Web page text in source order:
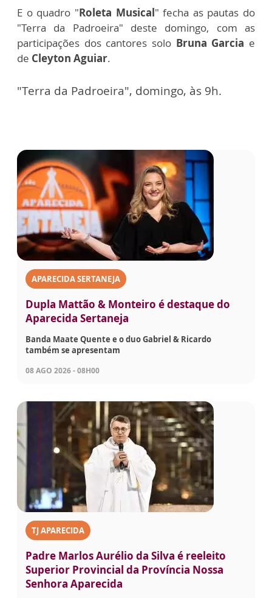
E o quadro "Roleta Musical" fecha as pautas do
"Terra da Padroeira" deste domingo, com as
participações dos cantores solo Bruna Garcia e
de Cleyton Aguiar.
"Terra da Padroeira", domingo, às 9h.
APARECIDA SERTANEJA
Dupla Mattão & Monteiro é destaque do
Aparecida Sertaneja
Banda Maate Quente e o duo Gabriel & Ricardo
também se apresentam
08 AGO 2026 - 08H00
TJ APARECIDA
Padre Marlos Aurélio da Silva é reeleito
Superior Provincial da Província Nossa
Senhora Aparecida